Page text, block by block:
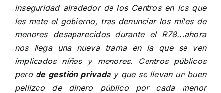
inseguridad alrededor de los Centros en los que
les mete el gobierno, tras denunciar los miles de
menores desaparecidos durante el R78...ahora
nos llega una nueva trama en la que se ven
implicados niños y menores. Centros públicos
pero de gestión privaday que se llevan un buen
pellizco de dinero público por cada menor